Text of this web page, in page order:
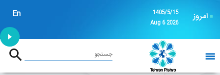
امروز
1405/5/15
Aug 6 2026
En
جستجو 1:53